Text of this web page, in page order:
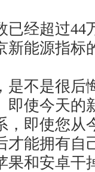
已经超过44
新能源指标
是不是很后
即使今天的
，即使您从
才能拥有自
果和安卓干